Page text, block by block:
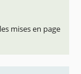
mises en page